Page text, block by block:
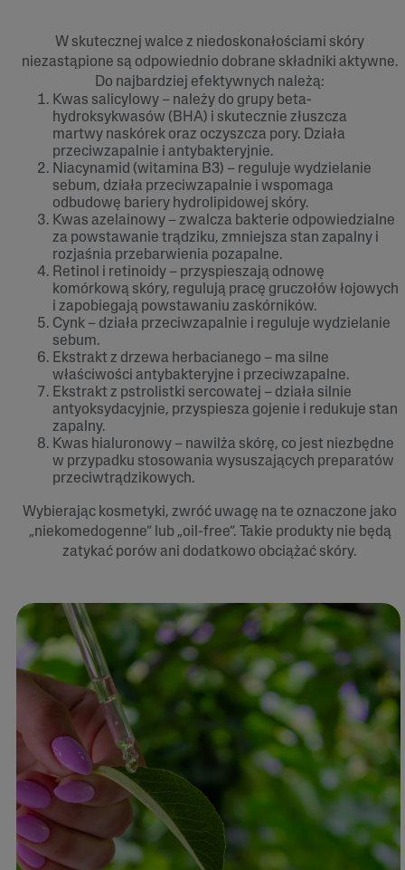
W skutecznej walce z niedoskonałościami skóry
niezastąpione są odpowiednio dobrane składniki aktywne.
Do najbardziej efektywnych należą:
Kwas salicylowy – należy do grupy beta-
hydroksykwasów (BHA) i skutecznie złuszcza
martwy naskórek oraz oczyszcza pory. Działa
przeciwzapalnie i antybakteryjnie.
Niacynamid (witamina B3) – reguluje wydzielanie
sebum, działa przeciwzapalnie i wspomaga
odbudowę bariery hydrolipidowej skóry.
Kwas azelainowy – zwalcza bakterie odpowiedzialne
za powstawanie trądziku, zmniejsza stan zapalny i
rozjaśnia przebarwienia pozapalne.
Retinol i retinoidy – przyspieszają odnowę
komórkową skóry, regulują pracę gruczołów łojowych
i zapobiegają powstawaniu zaskórników.
Cynk – działa przeciwzapalnie i reguluje wydzielanie
sebum.
Ekstrakt z drzewa herbacianego – ma silne
właściwości antybakteryjne i przeciwzapalne.
Ekstrakt z pstrolistki sercowatej – działa silnie
antyoksydacyjnie, przyspiesza gojenie i redukuje stan
zapalny.
Kwas hialuronowy – nawilża skórę, co jest niezbędne
w przypadku stosowania wysuszających preparatów
przeciwtrądzikowych.
Wybierając kosmetyki, zwróć uwagę na te oznaczone jako
„niekomedogenne” lub „oil-free”. Takie produkty nie będą
zatykać porów ani dodatkowo obciążać skóry.